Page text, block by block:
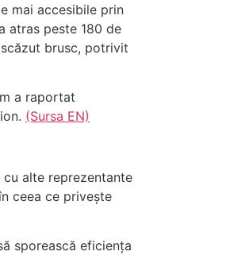
mai accesibile prin
atras peste 180 de
brusc, potrivit
a raportat
(Sursa EN)
alte reprezentante
ceea ce privește
sporească eficiența